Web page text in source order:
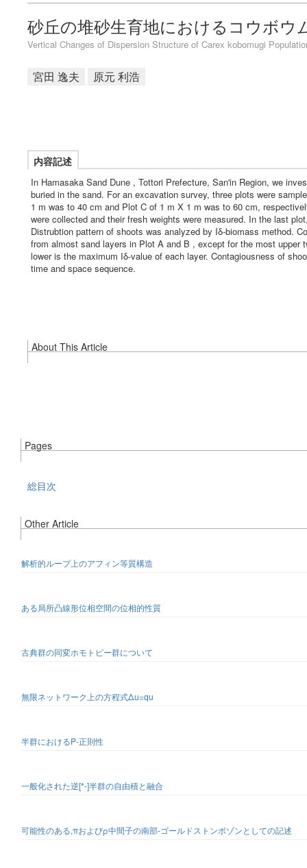
砂丘の堆砂生育地におけるコウボウ
Vertical Changes of Dispersion Structure of Carex kobomugi
宮田 逸夫 原元 利浩
内容記述
In Hamasaka Sand Dune , Tottori Prefecture, San'in Region, we
buried in the sand. For an excavation survey, three plots were
1 m was to 40 cm and Plot C of 1 m X 1 m was to 60 cm,
were collected and their fresh weights were measured. In the last
Distrubtion pattern of shoots was analyzed by Iδ-biomass method.
from almost sand layers in Plot A and B , except for the most
lower is the maximum Iδ-value of each layer. Contagiousness of
time and space sequence.
About This Article
Pages
総目次
Other Article
解析的ループ上のアフィン等質構造
ある局所凸線形位相空間の位相的性質
古典群の同変ホモトピー群について
無限ネットワーク上の方程式Δu=qu
半群におけるP-正則性
一般化された逆[*-]半群の自由積と融合
可能性のある,πおよびρ中間子の南部-ゴールドストンボゾンとしての記述